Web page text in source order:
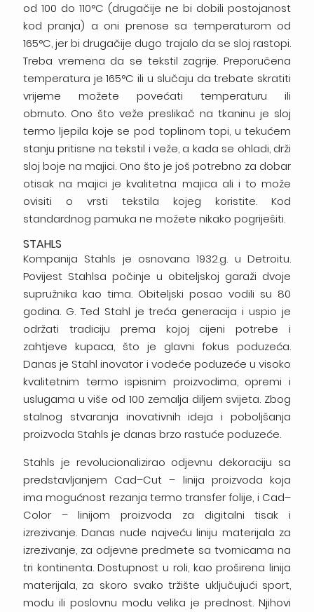
od 100 do 110°C (drugačije ne bi dobili postojanost
kod pranja) a oni prenose sa temperaturom od
165°C, jer bi drugačije dugo trajalo da se sloj rastopi.
Treba vremena da se tekstil zagrije. Preporučena
temperatura je 165°C ili u slučaju da trebate skratiti
vrijeme možete povećati temperaturu ili
obrnuto. Ono što veže preslikač na tkaninu je sloj
termo ljepila koje se pod toplinom topi, u tekućem
stanju pritisne na tekstil i veže, a kada se ohladi, drži
sloj boje na majici. Ono što je još potrebno za dobar
otisak na majici je kvalitetna majica ali i to može
ovisiti o vrsti tekstila kojeg koristite. Kod
standardnog pamuka ne možete nikako pogriješiti.
STAHLS
Kompanija Stahls je osnovana 1932.g. u Detroitu.
Povijest Stahlsa počinje u obiteljskoj garaži dvoje
supružnika kao tima. Obiteljski posao vodili su 80
godina. G. Ted Stahl je treća generacija i uspio je
održati tradiciju prema kojoj cijeni potrebe i
zahtjeve kupaca, što je glavni fokus poduzeća.
Danas je Stahl inovator i vodeće poduzeće u visoko
kvalitetnim termo ispisnim proizvodima, opremi i
uslugama u više od 100 zemalja diljem svijeta. Zbog
stalnog stvaranja inovativnih ideja i poboljšanja
proizvoda Stahls je danas brzo rastuće poduzeće.
Stahls je revolucionalizirao odjevnu dekoraciju sa
predstavljanjem Cad–Cut – linija proizvoda koja
ima mogućnost rezanja termo transfer folije, i Cad–
Color – linijom proizvoda za digitalni tisak i
izrezivanje. Danas nude najveću liniju materijala za
izrezivanje, za odjevne predmete sa tvornicama na
tri kontinenta. Dostupnost u roli, kao proširena linija
materijala, za skoro svako tržište uključujući sport,
modu ili poslovnu modu velika je prednost. Njihovi